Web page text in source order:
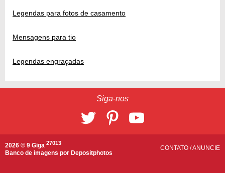
Legendas para fotos de casamento
Mensagens para tio
Legendas engraçadas
Siga-nos
2026 © 9 Giga 27013
Banco de imagens por Depositphotos
CONTATO /ANUNCIE